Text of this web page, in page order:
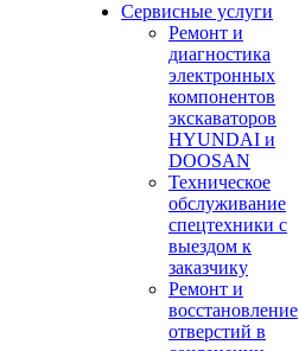
Сервисные услуги
Ремонт и
диагностика
электронных
компонентов
экскаваторов
HYUNDAI и
DOOSAN
Техническое
обслуживание
спецтехники с
выездом к
заказчику
Ремонт и
восстановление
отверстий в